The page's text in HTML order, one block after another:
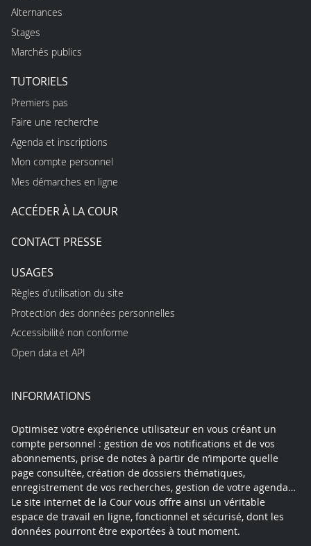
Alternances
Stages
Marchés publics
TUTORIELS
Premiers pas
Faire une recherche
Agenda et inscriptions
Mon compte personnel
Mes démarches en ligne
ACCÉDER À LA COUR
CONTACT PRESSE
USAGES
Règles d’utilisation du site
Protection des données personnelles
Accessibilité non conforme
Open data et API
INFORMATIONS
Optimisez votre expérience utilisateur en vous créant un
compte personnel : gestion de vos notifications et de vos
abonnements, prise de notes à partir de n’importe quelle
page consultée, création de dossiers thématiques,
enregistrement de vos recherches, gestion de votre agenda…
Le site internet de la Cour vous offre ainsi un véritable
espace de travail en ligne, fonctionnel et sécurisé, dont les
données pourront être exportées à tout moment.